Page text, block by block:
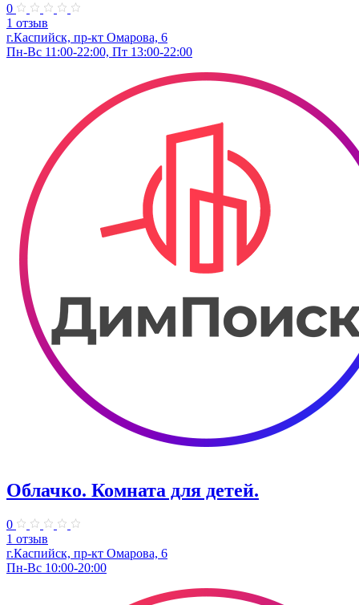
0
1 отзыв
г.Каспийск, пр-кт Омарова, 6
Пн-Вс 11:00-22:00, Пт 13:00-22:00
Облачко. Комната для детей.
0
1 отзыв
г.Каспийск, пр-кт Омарова, 6
Пн-Вс 10:00-20:00